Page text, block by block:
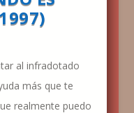
al infradotado
más que te
realmente puedo